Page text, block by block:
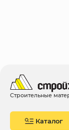
Строительные
Каталог